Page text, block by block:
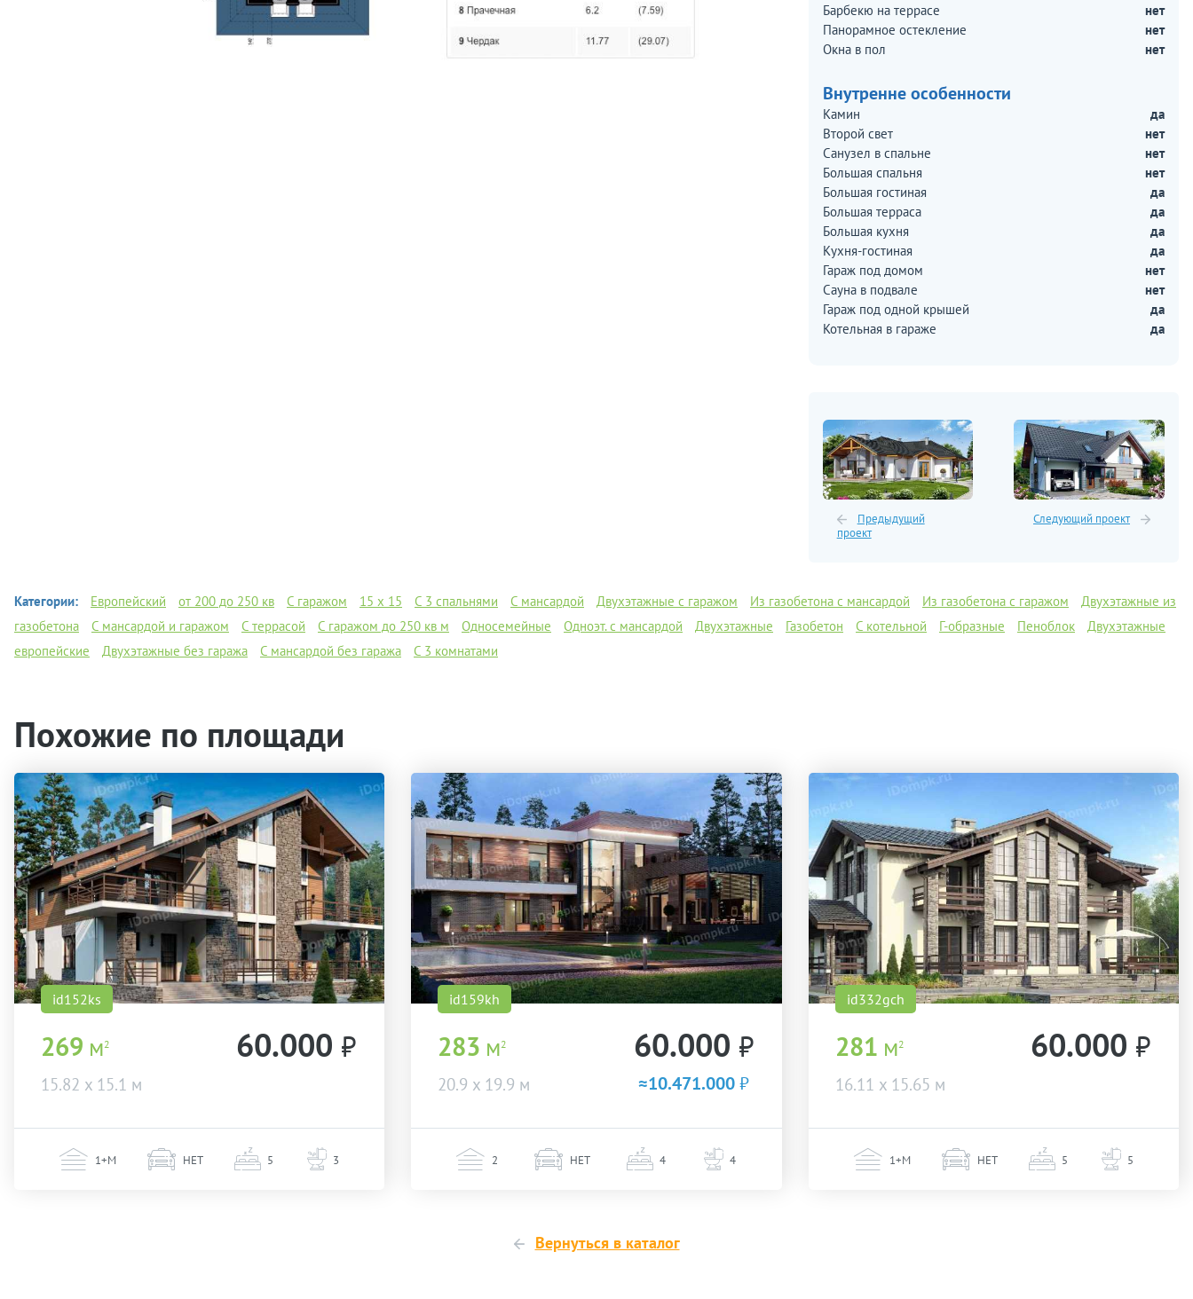
Барбекю на террасе
нет
Панорамное остекление
нет
Окна в пол
нет
Внутренне особенности
Камин
да
Второй свет
нет
Санузел в спальне
нет
Большая спальня
нет
Большая гостиная
да
Большая терраса
да
Большая кухня
да
Кухня-гостиная
да
Гараж под домом
нет
Сауна в подвале
нет
Гараж под одной крышей
да
Котельная в гараже
да
Предыдущий
проект
Следующий проект
Категории: Европейский от 200 до 250 кв С гаражом 15 х 15 C 3 спальнями С мансардой Двухэтажные с гаражом Из газобетона с мансардой Из газобетона с гаражом
Двухэтажные из
газобетона
С мансардой и гаражом С террасой С гаражом до 250 кв м Односемейные Одноэт. с мансардой Двухэтажные Газобетон С котельной Г-образные Пеноблок
Двухэтажные
европейские
Двухэтажные без гаража С мансардой без гаража С 3 комнатами
Похожие по площади
id152ks
269 м2
15.82 х 15.1 м
60.000 ₽
1+М НЕТ 5 3
id159kh
283 м2
20.9 х 19.9 м
60.000 ₽
≈10.471.000₽
2 НЕТ 4 4
id332gch
281 м2
16.11 х 15.65 м
60.000 ₽
1+М НЕТ 5 5
Вернуться в каталог